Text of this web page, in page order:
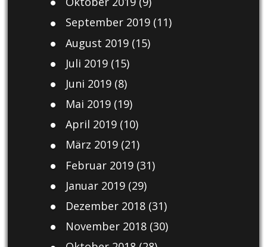
September 2019(11)
August 2019(15)
Juli 2019(15)
Juni 2019(8)
Mai 2019(19)
April 2019(10)
März 2019(21)
Februar 2019(31)
Januar 2019(29)
Dezember 2018(31)
November 2018(30)